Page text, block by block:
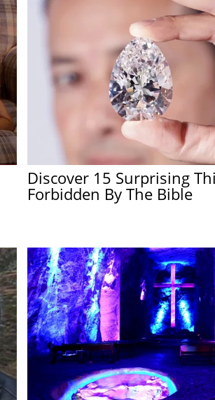
Discover 15 Surprising
Forbidden By The Bible